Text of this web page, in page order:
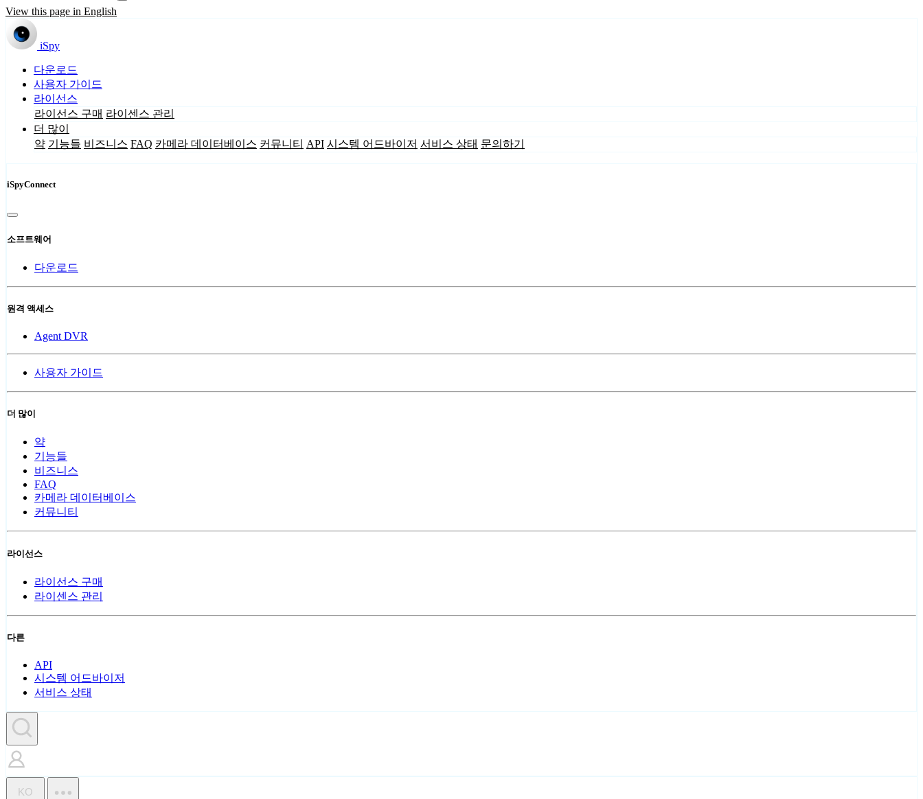
View this page in English
iSpy
다운로드
사용자 가이드
라이선스
라이선스 구매 라이센스 관리
더 많이
약 기능들 비즈니스 FAQ 카메라 데이터베이스 커뮤니티 API 시스템 어드바이저 서비스 상태 문의하기
iSpyConnect
소프트웨어
다운로드
원격 액세스
Agent DVR
사용자 가이드
더 많이
약
기능들
비즈니스
FAQ
카메라 데이터베이스
커뮤니티
라이선스
라이선스 구매
라이센스 관리
다른
API
시스템 어드바이저
서비스 상태
KO